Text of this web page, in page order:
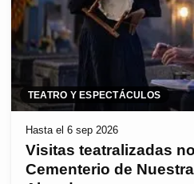
TEATRO Y ESPECTÁCULOS
Hasta el 6 sep 2026
Visitas teatralizadas
Cementerio de